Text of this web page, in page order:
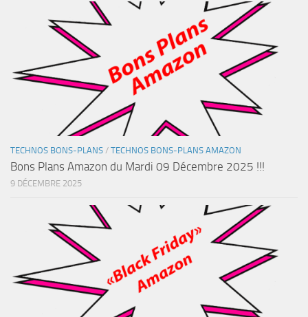
TECHNOS BONS-PLANS / TECHNOS BONS-PLANS AMAZON
Bons Plans Amazon du Mardi 09 Décembre 2025 !!!
9 DÉCEMBRE 2025